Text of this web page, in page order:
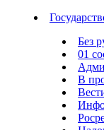
Без
01
В